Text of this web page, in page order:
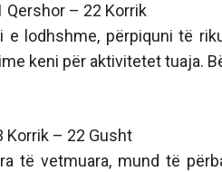
Qershor – 22 Korrik
e lodhshme, përpiquni të
keni për aktivitetet tuaja.
Korrik – 22 Gusht
të vetmuara, mund të